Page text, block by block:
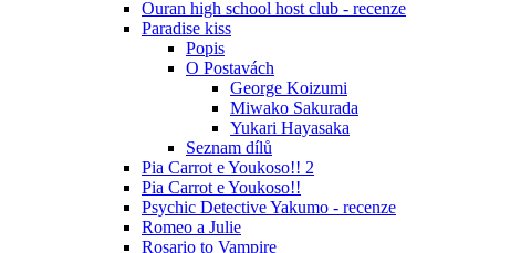
Ouran high school host club - recenze
Paradise kiss
Popis
O Postavách
George Koizumi
Miwako Sakurada
Yukari Hayasaka
Seznam dílů
Pia Carrot e Youkoso!! 2
Pia Carrot e Youkoso!!
Psychic Detective Yakumo - recenze
Romeo a Julie
Rosario to Vampire